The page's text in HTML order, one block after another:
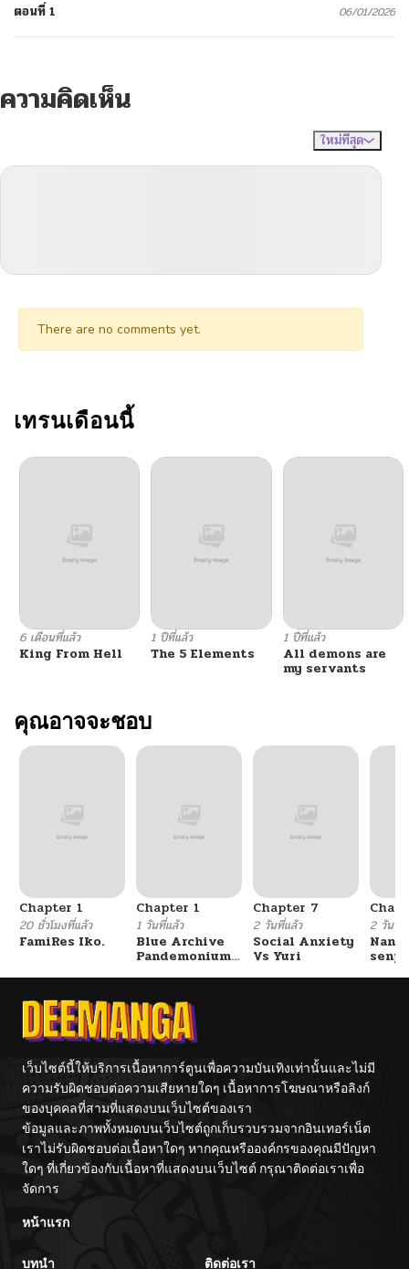
ตอนที่ 1 06/01/2026
ความคิดเห็น
ใหม่ที่สุด
There are no comments yet.
เทรนเดือนนี้
6 เดือนที่แล้ว
King From Hell
1 ปีที่แล้ว
The 5 Elements
1 ปีที่แล้ว
All demons are
my servants
คุณอาจจะชอบ
Chapter 1
20 ชั่วโมงที่แล้ว
FamiRes Iko.
Chapter 1
1 วันที่แล้ว
Blue Archive
Pandemonium
Chapter 7
2 วันที่แล้ว
Social Anxiety
Vs Yuri
2 วันที่แ
เว็บไซต์นี้ให้บริการเนื้อหาการ์ตูนเพื่อความบันเทิงเท่านั้นและไม่มี
ความรับผิดชอบต่อความเสียหายใดๆ เนื้อหาการโฆษณาหรือลิงก์
ของบุคคลที่สามที่แสดงบนเว็บไซต์ของเรา
ข้อมูลและภาพทั้งหมดบนเว็บไซต์ถูกเก็บรวบรวมจากอินเทอร์เน็ต
เราไม่รับผิดชอบต่อเนื้อหาใดๆ หากคุณหรือองค์กรของคุณมีปัญหา
ใดๆ ที่เกี่ยวข้องกับเนื้อหาที่แสดงบนเว็บไซต์ กรุณาติดต่อเราเพื่อ
จัดการ
หน้าแรก
บทนำ ติดต่อเรา